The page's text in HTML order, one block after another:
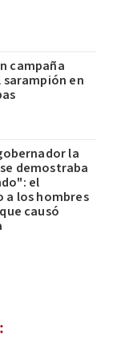
campaña
en
la
demostraba
el
a los hombres
causó